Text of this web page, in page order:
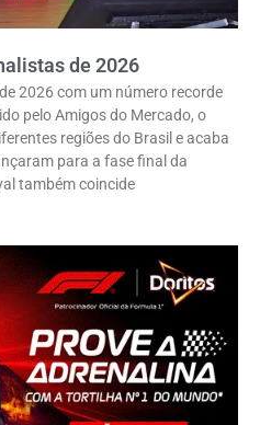
de 2026
2026 com um número recorde
pelo Amigos do Mercado, o
regiões do Brasil e acaba
para a fase final da
também coincide